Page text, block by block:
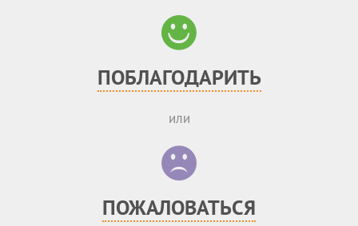
ПОБЛАГОДАРИТЬ
или
ПОЖАЛОВАТЬСЯ